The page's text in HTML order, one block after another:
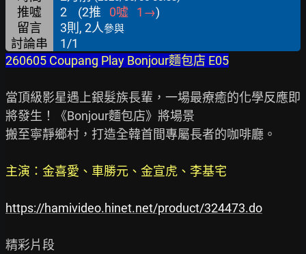
推噓 2 (2推 0噓 1 →)
留言
3則, 2人參與
討論串
1/1
260605 Coupang Play Bonjour麵包店 E05
當頂級影星遇上銀髮族長輩，一場最療癒的化學反應即
將發生！《Bonjour麵包店》將場景
搬至寧靜鄉村，打造全韓首間專屬長者的咖啡廳。
主演：金喜愛、車勝元、金宣虎、李基宅
https://hamivideo.hinet.net/product/324473.do